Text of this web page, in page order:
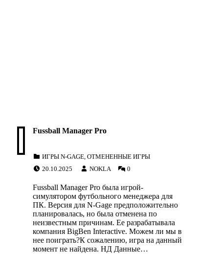
Fussball Manager Pro
ИГРЫ N-GAGE, ОТМЕНЕННЫЕ ИГРЫ
20.10.2025
NOKLA
0
Fussball Manager Pro была игрой-
симулятором футбольного менеджера для
ПК. Версия для N-Gage предположительно
планировалась, но была отменена по
неизвестным причинам. Ее разрабатывала
компания BigBen Interactive. Можем ли мы в
нее поиграть?К сожалению, игра на данный
момент не найдена. НД Данные…